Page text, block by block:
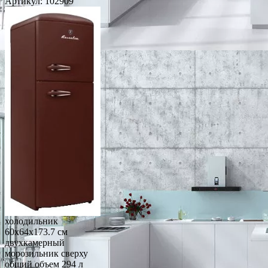
холодильник
60x64x173.7 см
двухкамерный
морозильник сверху
общий объем 294 л